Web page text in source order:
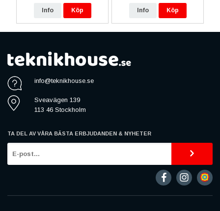
Info Köp Info Köp
info@teknikhouse.se
Sveavägen 139
113 46 Stockholm
TA DEL AV VÅRA BÄSTA ERBJUDANDEN & NYHETER